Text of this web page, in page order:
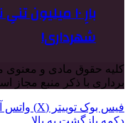
بارِ ۱۰
شهرداری!
کلیه حقوق مادی و معنوی
برداری با ذکر منبع مجاز
فیس بوک توییتر (X) واتس